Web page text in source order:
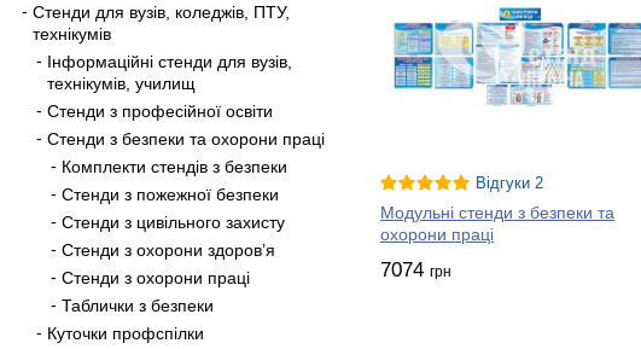
Стенди для вузів, коледжів, ПТУ,
технікумів
Інформаційні стенди для вузів,
технікумів, училищ
Стенди з професійної освіти
Стенди з безпеки та охорони праці
Комплекти стендів з безпеки
Стенди з пожежної безпеки
Стенди з цивільного захисту
Стенди з охорони здоров’я
Стенди з охорони праці
Таблички з безпеки
Куточки профспілки
Відгуки 2
Модульні стенди з безпеки та
охорони праці
7074 грн